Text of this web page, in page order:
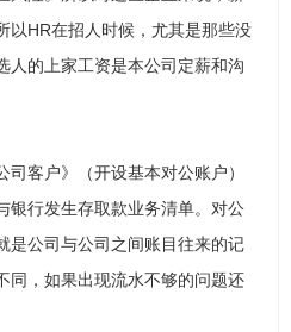
以HR在招人时候，尤其是那些没
人的上家工资是本公司定薪和沟
客户》（开设基本对公账户）
银行发生存取款业务清单。对公
是公司与公司之间账目往来的记
同，如果出现流水不够的问题还